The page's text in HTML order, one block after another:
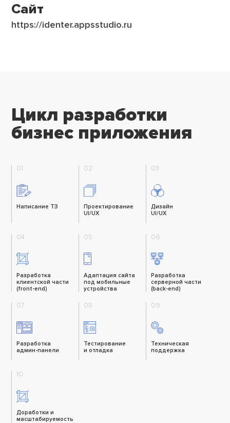
Сайт
https://identer.appsstudio.ru
Цикл разработки
бизнес приложения
01
Написание ТЗ
02
Проектирование
UI/UX
03
Дизайн
UI/UX
04
Разработка
клиентской части
(front-end)
05
Адаптация сайта
под мобильные
устройства
06
Разработка
серверной части
(back-end)
07
Разработка
админ-панели
08
Тестирование
и отладка
09
Техническая
поддержка
10
Доработки и
масштабируемость